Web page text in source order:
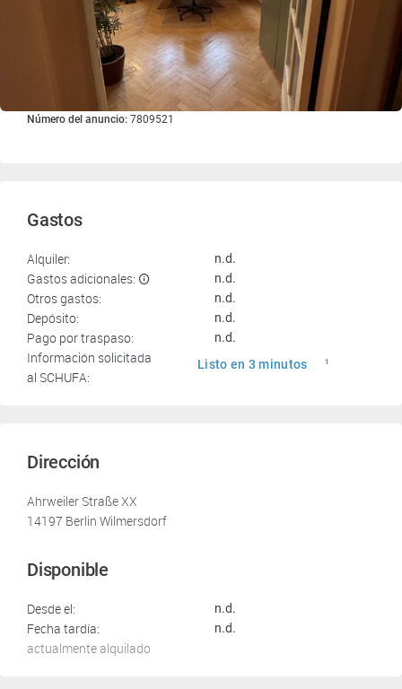
Número del anuncio: 7809521
Gastos
Alquiler: n.d.
Gastos adicionales: n.d.
Otros gastos: n.d.
Depósito: n.d.
Pago por traspaso: n.d.
Información solicitada
al SCHUFA:
Listo en 3 minutos 1
Dirección
Ahrweiler Straße XX
14197 Berlin Wilmersdorf
Disponible
Desde el: n.d.
Fecha tardía: n.d.
actualmente alquilado